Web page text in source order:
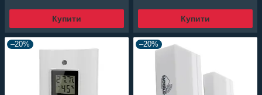
Купити Купити
–20% –20%